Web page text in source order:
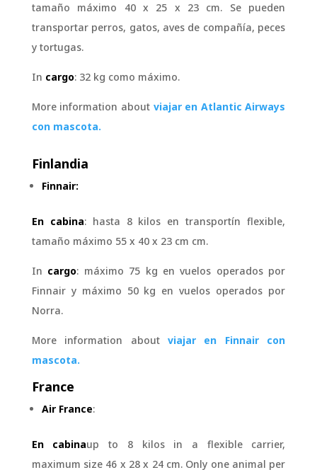
tamaño máximo 40 x 25 x 23 cm. Se pueden
transportar perros, gatos, aves de compañía, peces
y tortugas.
In cargo: 32 kg como máximo.
More information aboutviajar en Atlantic Airways
con mascota.
Finlandia
Finnair:
En cabina: hasta 8 kilos en transportín flexible,
tamaño máximo 55 x 40 x 23 cm cm.
In cargo: máximo 75 kg en vuelos operados por
Finnair y máximo 50 kg en vuelos operados por
Norra.
More information about viajar en Finnair con
mascota.
France
Air France:
En cabinaup to 8 kilos in a flexible carrier,
maximum size 46 x 28 x 24 cm. Only one animal per